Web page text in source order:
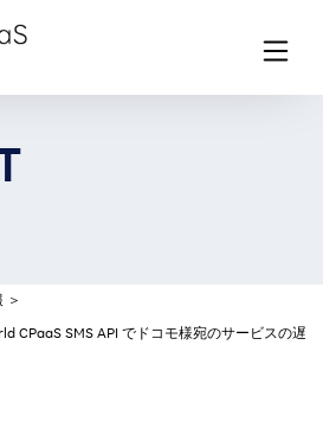
＞
CPaaS SMS API でドコモ様宛のサービスの遅